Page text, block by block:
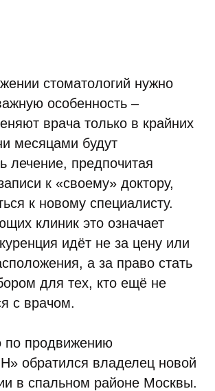
стоматологий нужно
особенность –
врача только в крайних
месяцами будут
лечение, предпочитая
к «своему» доктору,
к новому специалисту.
клиник это означает
идёт не за цену или
а за право стать
для тех, кто ещё не
с врачом.
по продвижению
обратился владелец новой
в спальном районе Москвы.